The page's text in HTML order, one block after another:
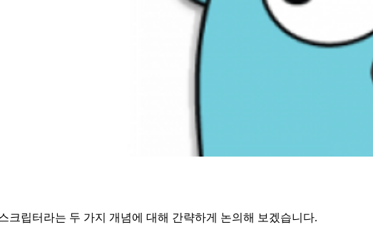
립터라는 두 가지 개념에 대해 간략하게 논의해 보겠습니다.